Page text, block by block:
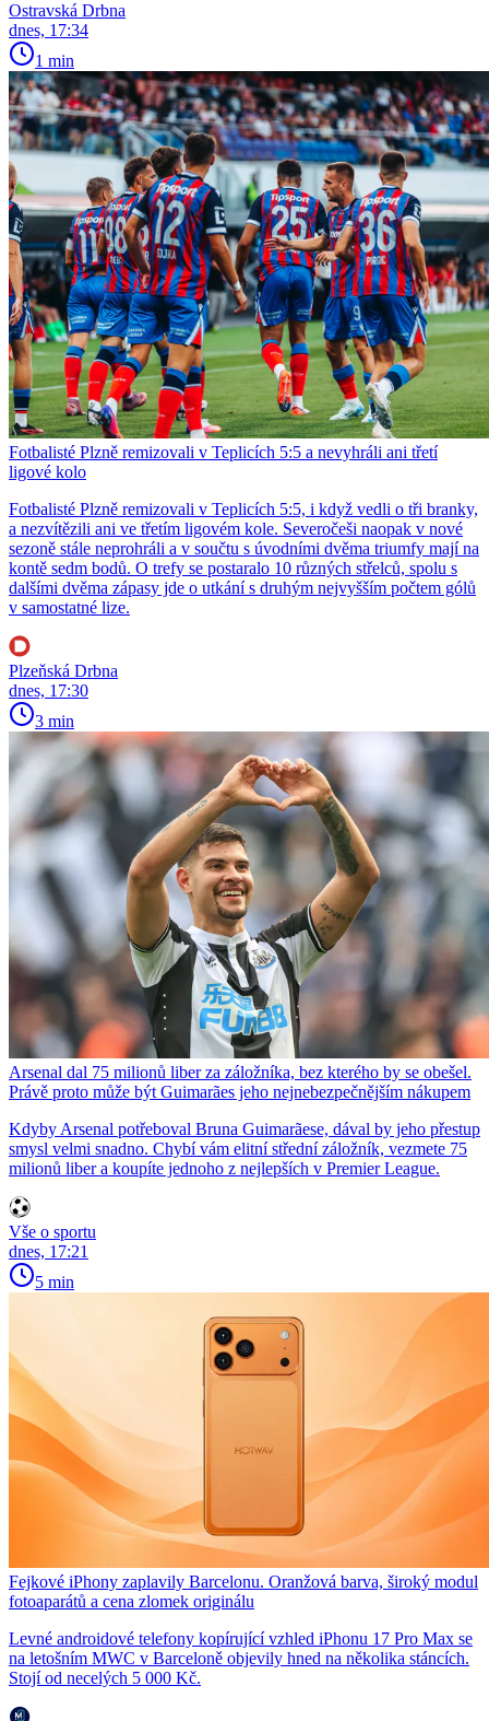
Ostravská Drbna
dnes, 17:34
1 min
Fotbalisté Plzně remizovali v Teplicích 5:5 a nevyhráli ani třetí
ligové kolo
Fotbalisté Plzně remizovali v Teplicích 5:5, i když vedli o tři branky,
a nezvítězili ani ve třetím ligovém kole. Severočeši naopak v nové
sezoně stále neprohráli a v součtu s úvodními dvěma triumfy mají na
kontě sedm bodů. O trefy se postaralo 10 různých střelců, spolu s
dalšími dvěma zápasy jde o utkání s druhým nejvyšším počtem gólů
v samostatné lize.
Plzeňská Drbna
dnes, 17:30
3 min
Arsenal dal 75 milionů liber za záložníka, bez kterého by se obešel.
Právě proto může být Guimarães jeho nejnebezpečnějším nákupem
Kdyby Arsenal potřeboval Bruna Guimarãese, dával by jeho přestup
smysl velmi snadno. Chybí vám elitní střední záložník, vezmete 75
milionů liber a koupíte jednoho z nejlepších v Premier League.
Vše o sportu
dnes, 17:21
5 min
Fejkové iPhony zaplavily Barcelonu. Oranžová barva, široký modul
fotoaparátů a cena zlomek originálu
Levné androidové telefony kopírující vzhled iPhonu 17 Pro Max se
na letošním MWC v Barceloně objevily hned na několika stáncích.
Stojí od necelých 5 000 Kč.